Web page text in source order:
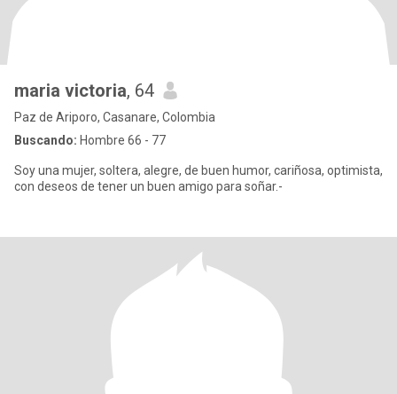
maria victoria, 64
Paz de Ariporo, Casanare, Colombia
Buscando: Hombre 66 - 77
Soy una mujer, soltera, alegre, de buen humor, cariñosa, optimista,
con deseos de tener un buen amigo para soñar.-